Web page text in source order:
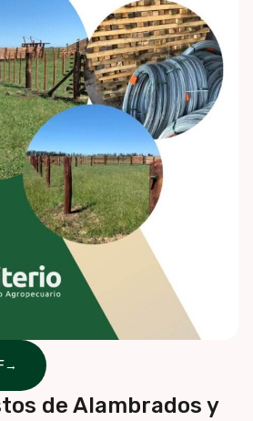
de Alambrados y
→